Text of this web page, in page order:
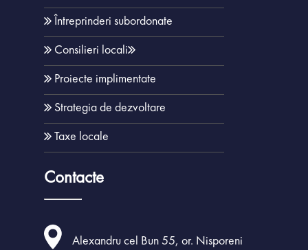
Întreprinderi subordonate
Consilieri locali
Proiecte implimentate
Strategia de dezvoltare
Taxe locale
Contacte
Alexandru cel Bun 55, or. Nisporeni